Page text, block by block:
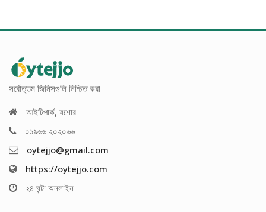
সর্বোত্তম জিনিসগুলি নিশ্চিত করা
আইটিপার্ক, যশোর
০১৯৬৬ ২০২০৬৬
oytejjo@gmail.com
https://oytejjo.com
২৪ ঘন্টা অনলাইন